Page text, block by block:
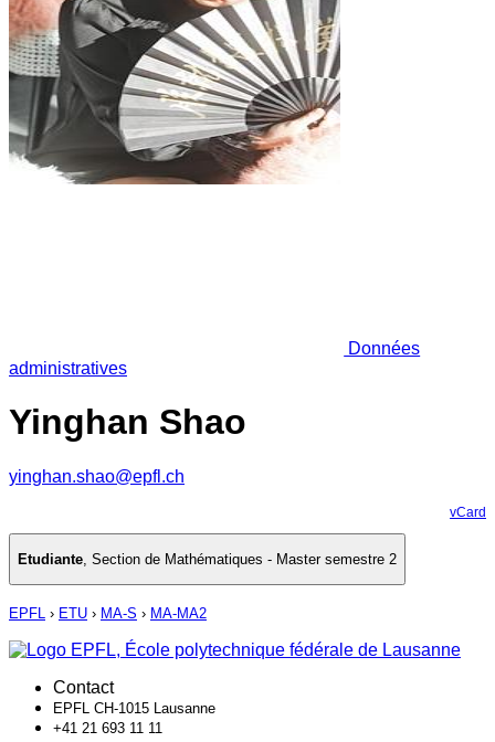
Données
administratives
Yinghan Shao
yinghan.shao@epfl.ch
vCard
Etudiante, Section de Mathématiques - Master semestre 2
EPFL › ETU › MA-S › MA-MA2
Contact
EPFL CH-1015 Lausanne
+41 21 693 11 11